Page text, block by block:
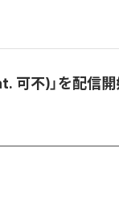
可不)」を配信